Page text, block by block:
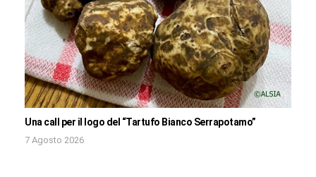
Una call per il logo del “Tartufo Bianco Serrapotamo”
7 Agosto 2026